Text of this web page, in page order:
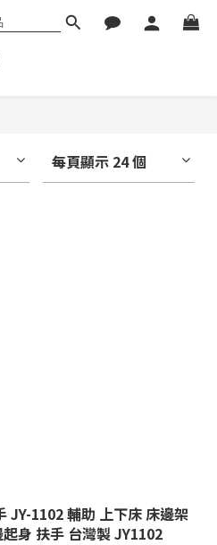
每頁顯示 24 個
JY-1102 輔助 上下床 床邊架
身 扶手 台灣製 JY1102